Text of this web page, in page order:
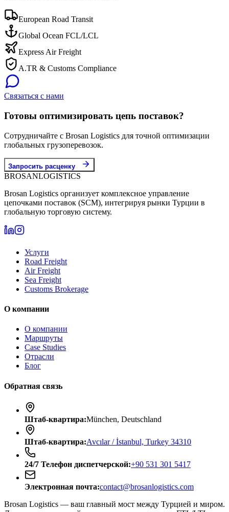
European Road Transit
Global Ocean FCL/LCL
Express Air Freight
A.TR & Customs Compliance
Связаться с нами
Готовы оптимизировать цепь поставок?
Сотрудничайте с Brosan Logistics для точной оптимизации
глобальных грузоперевозок.
Запросить расценку
BROSANLOGISTICS
Brosan Logistics организует комплексное управление
цепочками поставок (SCM), интегрируя рынки Турции в
глобальную торговую систему.
Услуги
Road Freight
Air Freight
Sea Freight
Customs Brokerage
О компании
О компании
Маршруты
Case Studies
Отрасли
Блог
Обратная связь
Штаб-квартира:München, Deutschland
Штаб-квартира:Avcılar / İstanbul, Turkey 34310
24/7 Телефон диспетчерской:+90 531 301 5417
Электронная почта:contact@brosanlogistics.com
Brosan Logistics — ваш главный мост между Турцией и миром.